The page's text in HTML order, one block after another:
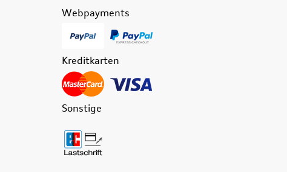
Webpayments
Kreditkarten
Sonstige